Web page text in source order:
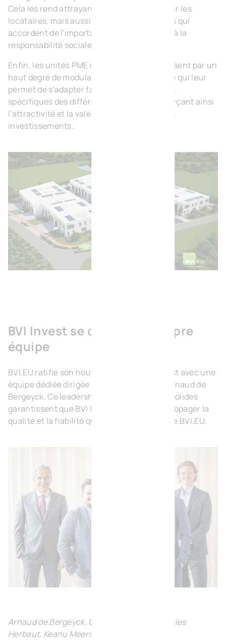
Cela les rend attrayants non seulement pour les
locataires, mais aussi pour les investisseurs qui
accordent de l'importance à la durabilité et à la
responsabilité sociale des entreprises.
Enfin, les unités PME de BVI.EU se caractérisent par un
haut degré de modularité et de flexibilité, ce qui leur
permet de s'adapter facilement aux besoins
spécifiques des différents locataires, renforçant ainsi
l'attractivité et la valeur à long terme de ces
investissements.
BVI Invest se dote de sa propre
équipe
BVI.EU ratifie son nouveau service BVI Invest avec une
équipe dédiée dirigée par Keanu Meers et Arnaud de
Bergeyck. Ce leadership et cette expertise solides
garantissent que BVI Invest continuera à propager la
qualité et la fiabilité qui font la réputation de BVI.EU.
Arnaud de Bergeyck, Cristofer Fischer, Charles
Herbaut, Keanu Meers